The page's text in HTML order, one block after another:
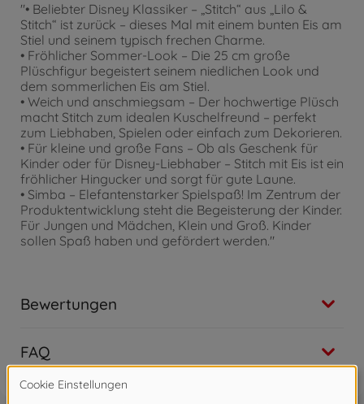
"• Beliebter Disney Klassiker – „Stitch“ aus „Lilo &
Stitch“ ist zurück – dieses Mal mit einem bunten Eis am
Stiel und seinem typisch frechen Charme.
• Fröhlicher Sommer-Look – Die 25 cm große
Plüschfigur begeistert seinem niedlichen Look und
dem sommerlichen Eis am Stiel.
• Weich und anschmiegsam – Der hochwertige Plüsch
macht Stitch zum idealen Kuschelfreund – perfekt
zum Liebhaben, Spielen oder einfach zum Dekorieren.
• Für kleine und große Fans – Ob als Geschenk für
Kinder oder für Disney-Liebhaber – Stitch mit Eis ist ein
fröhlicher Hingucker und sorgt für gute Laune.
• Simba – Elefantenstarker Spielspaß! Im Zentrum der
Produktentwicklung steht die Begeisterung der Kinder.
Für Jungen und Mädchen, Klein und Groß. Kinder
sollen Spaß haben und gefördert werden."
Bewertungen
FAQ